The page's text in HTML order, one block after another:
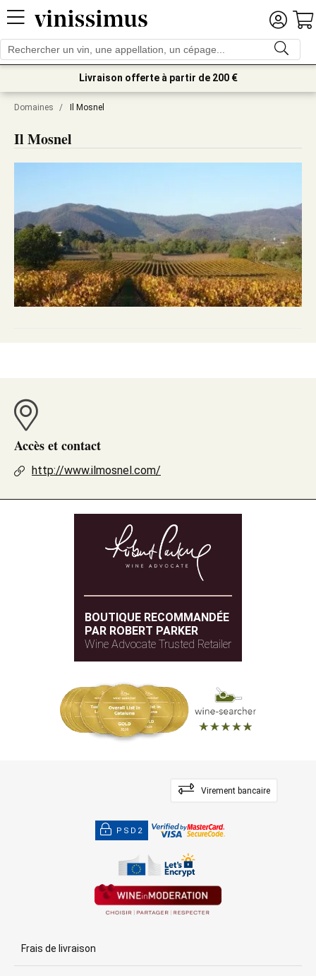
Livraison offerte à partir de 200 €
Domaines / Il Mosnel
Il Mosnel
Accès et contact
http://www.ilmosnel.com/
BOUTIQUE RECOMMANDÉE
PAR ROBERT PARKER
Wine Advocate Trusted Retailer
Virement bancaire
PSD2
Frais de livraison